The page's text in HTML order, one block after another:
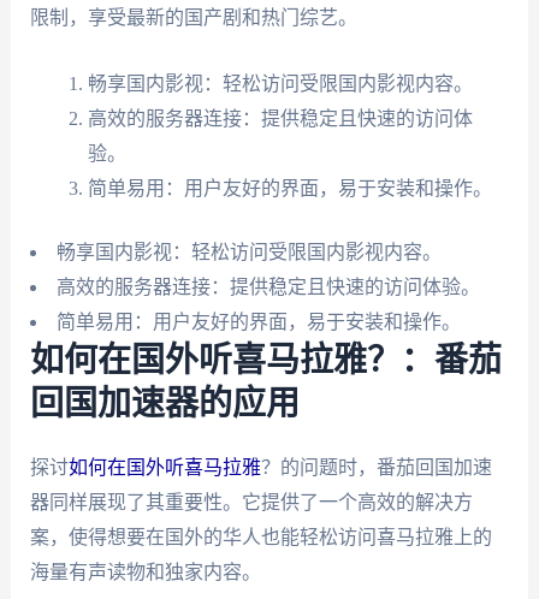
限制，享受最新的国产剧和热门综艺。
畅享国内影视：轻松访问受限国内影视内容。
高效的服务器连接：提供稳定且快速的访问体
验。
简单易用：用户友好的界面，易于安装和操作。
畅享国内影视：轻松访问受限国内影视内容。
高效的服务器连接：提供稳定且快速的访问体验。
简单易用：用户友好的界面，易于安装和操作。
如何在国外听喜马拉雅？：番茄
回国加速器的应用
探讨如何在国外听喜马拉雅？的问题时，番茄回国加速
器同样展现了其重要性。它提供了一个高效的解决方
案，使得想要在国外的华人也能轻松访问喜马拉雅上的
海量有声读物和独家内容。